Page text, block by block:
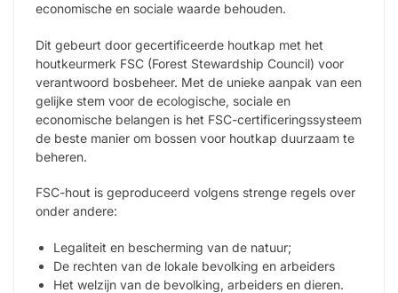
economische en sociale waarde behouden.
Dit gebeurt door gecertificeerde houtkap met het
houtkeurmerk FSC (Forest Stewardship Council) voor
verantwoord bosbeheer. Met de unieke aanpak van een
gelijke stem voor de ecologische, sociale en
economische belangen is het FSC-certificeringssysteem
de beste manier om bossen voor houtkap duurzaam te
beheren.
FSC-hout is geproduceerd volgens strenge regels over
onder andere:
Legaliteit en bescherming van de natuur;
De rechten van de lokale bevolking en arbeiders
Het welzijn van de bevolking, arbeiders en dieren.